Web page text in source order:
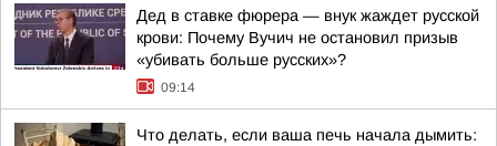
Дед в ставке фюрера — внук жаждет русской
крови: Почему Вучич не остановил призыв
«убивать больше русских»?
09:14
Что делать, если ваша печь начала дымить: